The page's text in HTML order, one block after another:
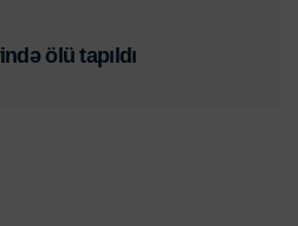
ölü tapıldı